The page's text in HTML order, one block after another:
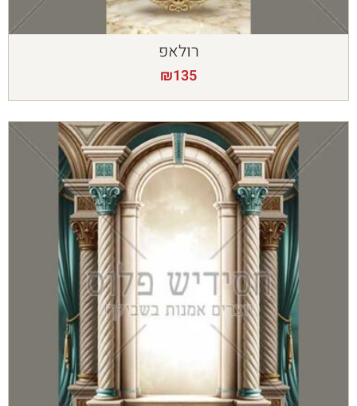
רולאפ
₪135